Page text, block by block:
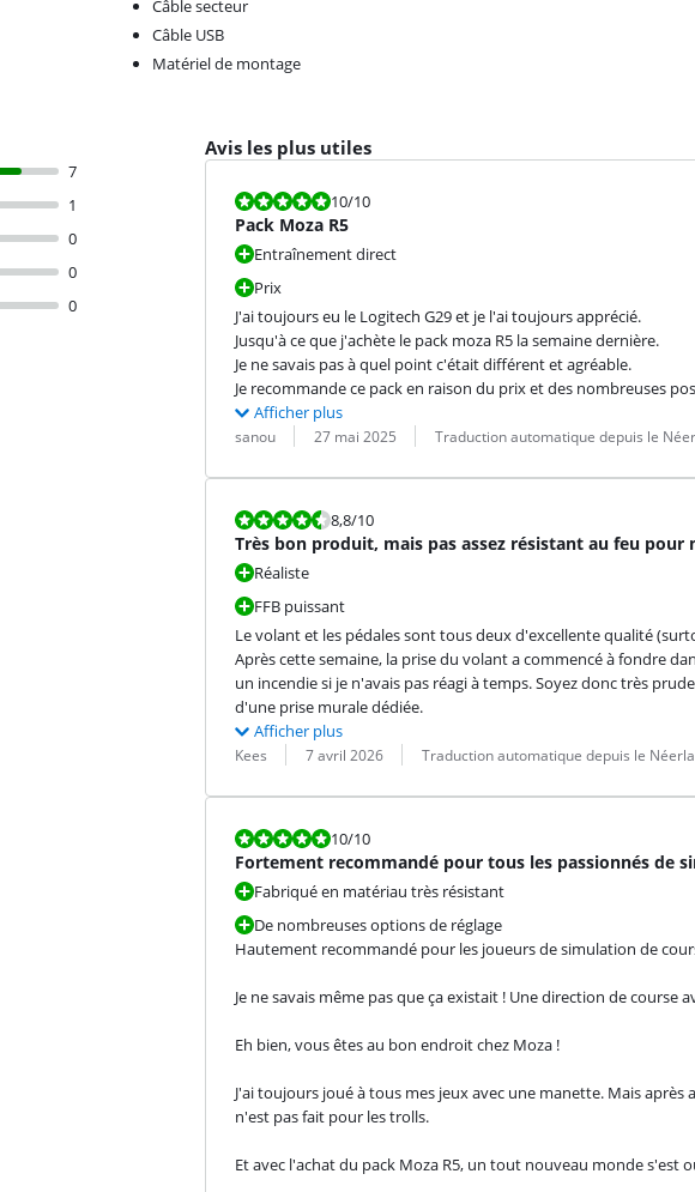
Câble secteur
Câble USB
Matériel de montage
7
1
0
0
0
Avis les plus utiles
La note est 10 sur 10.
10/10
Pack Moza R5
Entraînement direct
Prix
J'ai toujours eu le Logitech G29 et je l'ai toujours apprécié.
Jusqu'à ce que j'achète le pack moza R5 la semaine dernière.
Je ne savais pas à quel point c'était différent et agréable.
Je recommande ce pack en raison du prix et des nombreuses
Afficher plus
Évaluation par :
sanou
Date : 27 mai 2025
Traduction : Traduction automatique depuis le
La note est 8,8 sur 10.
8,8/10
Très bon produit, mais pas assez résistant au feu pour
Réaliste
FFB puissant
Le volant et les pédales sont tous deux d'excellente qualité
Après cette semaine, la prise du volant a commencé à fondre
un incendie si je n'avais pas réagi à temps. Soyez donc très
d'une prise murale dédiée.
Afficher plus
Évaluation par :
Kees
Date : 7 avril 2026
Traduction : Traduction automatique depuis le
La note est 10 sur 10.
10/10
Fortement recommandé pour tous les passionnés de
Fabriqué en matériau très résistant
De nombreuses options de réglage
Hautement recommandé pour les joueurs de simulation de
Je ne savais même pas que ça existait ! Une direction de course
Eh bien, vous êtes au bon endroit chez Moza !
J'ai toujours joué à tous mes jeux avec une manette. Mais
n'est pas fait pour les trolls.
Et avec l'achat du pack Moza R5, un tout nouveau monde s'est